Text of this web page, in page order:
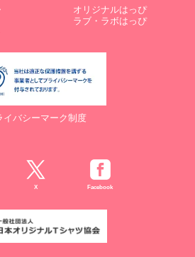
オリジナルはっぴ
ラブ・ラボはっぴ
イバシーマーク制度
X Facebook